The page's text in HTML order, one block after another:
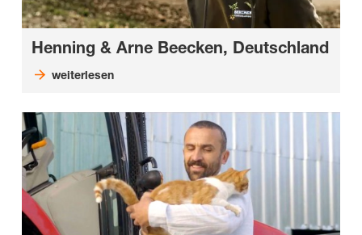
Henning & Arne Beecken, Deutschland
weiterlesen